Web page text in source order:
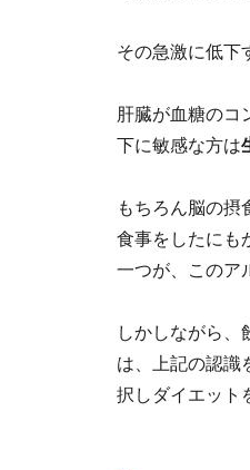
その急激に低下
肝臓が血糖のコ
下に敏感な方は
もちろん脳の摂
食事をしたにも
一つが、このア
しかしながら、
は、上記の認識
択しダイエット